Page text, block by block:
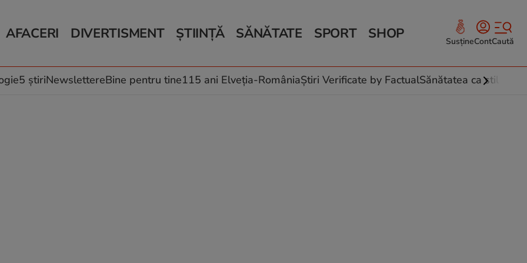
AFACERI
Auto
Locuri de muncă
DIVERTISMENT
Horoscop
Muzică și Filme
ȘTIINȚĂ
Schimbări climatice
SĂNĂTATE
Relații
Rețete culinare
SPORT SHOP SusțineContCaută
5 știriNewslettereBine pentru tine115 ani Elveția-RomâniaȘtiri Verificate by FactualSănătatea ca stil de